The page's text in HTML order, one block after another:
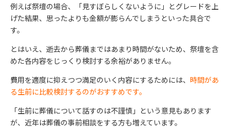
例えば祭壇の場合、「見すぼらしくないように」とグレードを上
げた結果、思ったよりも金額が膨らんでしまうといった具合で
す。
とはいえ、逝去から葬儀まではあまり時間がないため、祭壇を含
めた各内容をじっくり検討する余裕がありません。
費用を適度に抑えつつ満足のいく内容にするためには、 時間があ
る生前に比較検討するのがおすすめです。
「生前に葬儀について話すのは不謹慎」という意見もあります
が、近年は葬儀の事前相談をする方も増えています。